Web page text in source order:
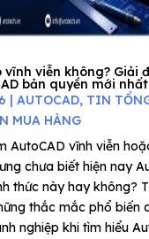
vĩnh viễn không? Giải
bản quyền mới nhất
| AUTOCAD, TIN
MUA HÀNG
AutoCAD vĩnh viễn
chưa biết hiện nay
thức này hay không?
thắc mắc phổ biến
nghiệp khi tìm hiểu